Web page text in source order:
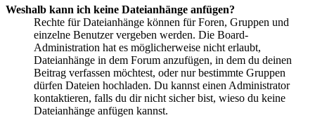
Weshalb kann ich keine Dateianhänge anfügen?
Rechte für Dateianhänge können für Foren, Gruppen und
einzelne Benutzer vergeben werden. Die Board-
Administration hat es möglicherweise nicht erlaubt,
Dateianhänge in dem Forum anzufügen, in dem du deinen
Beitrag verfassen möchtest, oder nur bestimmte Gruppen
dürfen Dateien hochladen. Du kannst einen Administrator
kontaktieren, falls du dir nicht sicher bist, wieso du keine
Dateianhänge anfügen kannst.